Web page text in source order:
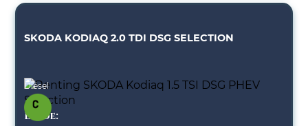
SKODA KODIAQ 2.0 TDI DSG SELECTION
Diésel
Desde: